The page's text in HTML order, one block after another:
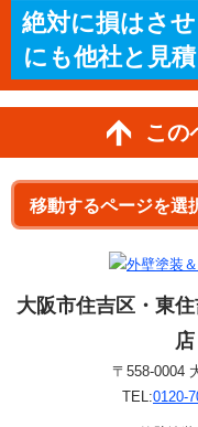
絶対に損はさ
にも他社と見
この
大阪市住吉区・東
〒558-0004
TEL:0120-